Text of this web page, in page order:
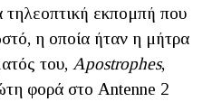
τηλεοπτική εκπομπή που
η οποία ήταν η μήτρα
του, Apostrophes,
φορά στο Antenne 2